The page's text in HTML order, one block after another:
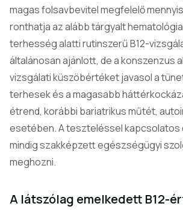
magas folsavbevitel megfelelő
ronthatja az alább tárgyalt
terhesség alatti rutinszerű B12-
általánosan ajánlott, de a konszenzus
vizsgálati küszöbértéket javasol a
terhesek és a magasabb
étrend, korábbi bariatrikus műtét,
esetében. A teszteléssel
mindig szakképzett egészségügyi
meghozni.
A látszólag emelkedett B12-